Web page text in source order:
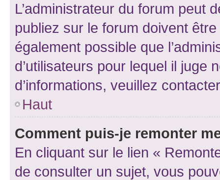
L’administrateur du forum peut
publiez sur le forum doivent
également possible que
d’utilisateurs pour lequel il juge
d’informations, veuillez
Haut
Comment puis-je remonter
En cliquant sur le lien «
de consulter un sujet, vous